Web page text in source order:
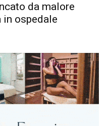
da malore
ospedale